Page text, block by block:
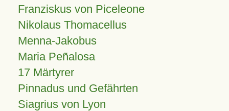
Franziskus von Piceleone
Nikolaus Thomacellus
Menna-Jakobus
Maria Peñalosa
17 Märtyrer
Pinnadus und Gefährten
Siagrius von Lyon